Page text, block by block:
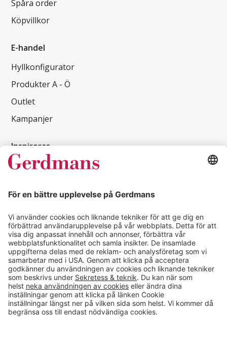
Spåra order
Köpvillkor
E-handel
Hyllkonfigurator
Produkter A - Ö
Outlet
Kampanjer
Inspireras
Kundcase
Läsvärt
Kontakt
info@gerdmans.se
0433-740 80
Kundservice öppettider
Vardagar 07.30-17.00